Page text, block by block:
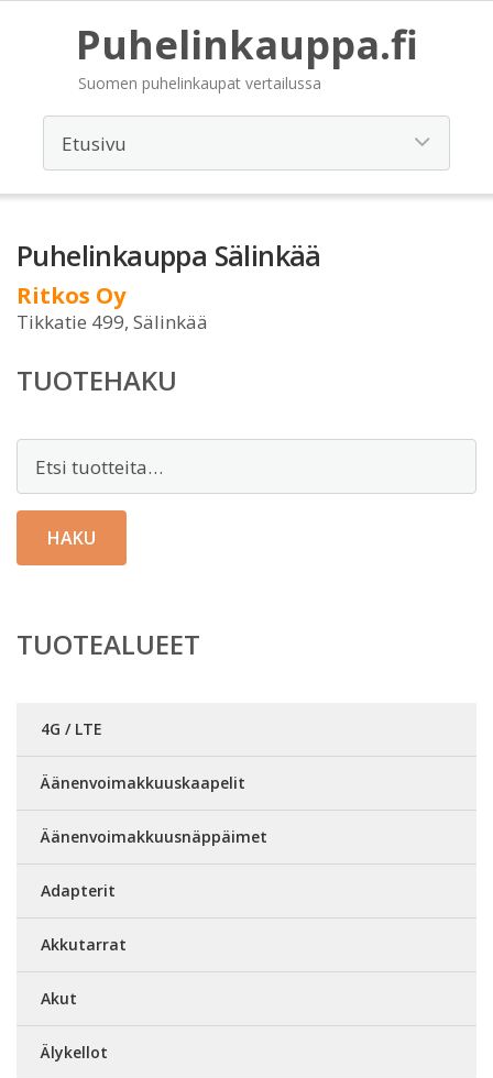
Puhelinkauppa.fi
Suomen puhelinkaupat vertailussa
Puhelinkauppa Sälinkää
Ritkos Oy
Tikkatie 499, Sälinkää
TUOTEHAKU
HAKU
TUOTEALUEET
4G / LTE
Äänenvoimakkuuskaapelit
Äänenvoimakkuusnäppäimet
Adapterit
Akkutarrat
Akut
Älykellot